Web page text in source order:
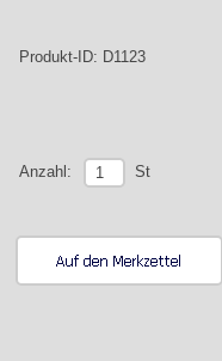
Produkt-ID: D1123
Anzahl: St